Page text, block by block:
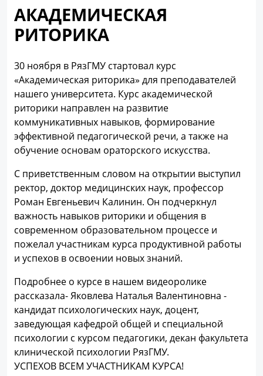
АКАДЕМИЧЕСКАЯ
РИТОРИКА
30 ноября в РязГМУ стартовал курс
«Академическая риторика» для преподавателей
нашего университета. Курс академической
риторики направлен на развитие
коммуникативных навыков, формирование
эффективной педагогической речи, а также на
обучение основам ораторского искусства.
С приветственным словом на открытии выступил
ректор, доктор медицинских наук, профессор
Роман Евгеньевич Калинин. Он подчеркнул
важность навыков риторики и общения в
современном образовательном процессе и
пожелал участникам курса продуктивной работы
и успехов в освоении новых знаний.
Подробнее о курсе в нашем видеоролике
рассказала- Яковлева Наталья Валентиновна -
кандидат психологических наук, доцент,
заведующая кафедрой общей и специальной
психологии с курсом педагогики, декан факультета
клинической психологии РязГМУ.
УСПЕХОВ ВСЕМ УЧАСТНИКАМ КУРСА!